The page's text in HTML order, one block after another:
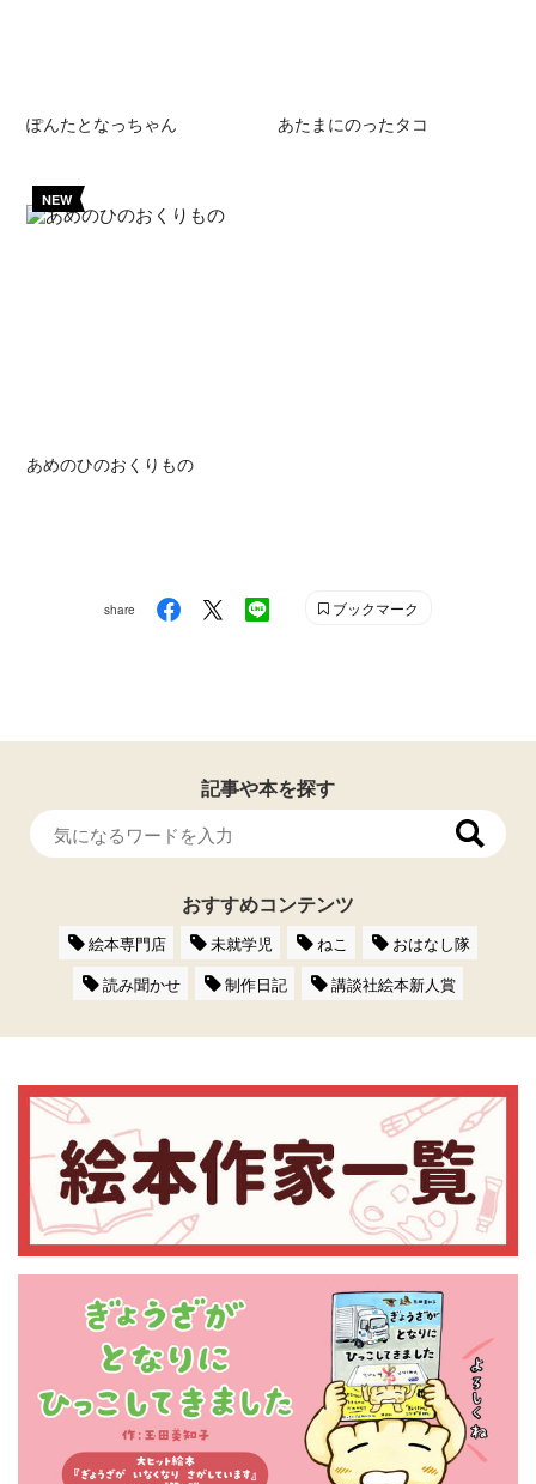
ぽんたとなっちゃん あたまにのったタコ
NEW
あめのひのおくりもの
share ブックマーク
記事や本を探す
おすすめコンテンツ
絵本専門店 未就学児 ねこ
おはなし隊
読み聞かせ
制作日記 講談社絵本新人賞